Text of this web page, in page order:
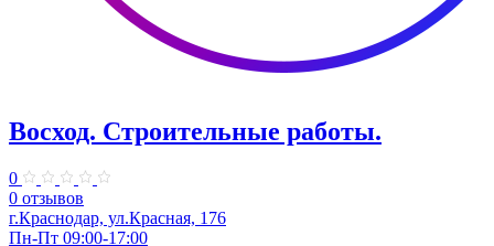
Восход. Строительные работы.
0
0 отзывов
г.Краснодар, ул.Красная, 176
Пн-Пт 09:00-17:00